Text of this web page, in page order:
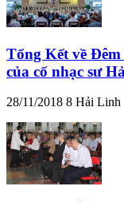
Tổng Kết về
của cố nhạc sư
28/11/2018 8 Hải Linh